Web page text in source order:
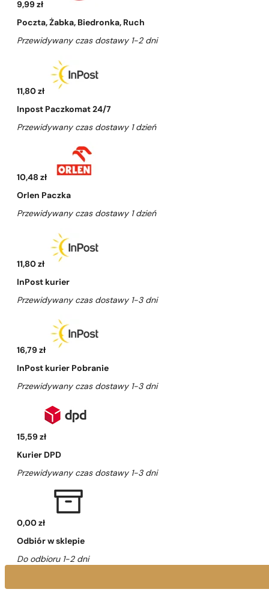
9,99 zł
Poczta, Żabka, Biedronka, Ruch
Przewidywany czas dostawy 1-2 dni
11,80 zł
Inpost Paczkomat 24/7
Przewidywany czas dostawy 1 dzień
10,48 zł
Orlen Paczka
Przewidywany czas dostawy 1 dzień
11,80 zł
InPost kurier
Przewidywany czas dostawy 1-3 dni
16,79 zł
InPost kurier Pobranie
Przewidywany czas dostawy 1-3 dni
15,59 zł
Kurier DPD
Przewidywany czas dostawy 1-3 dni
0,00 zł
Odbiór w sklepie
Do odbioru 1-2 dni